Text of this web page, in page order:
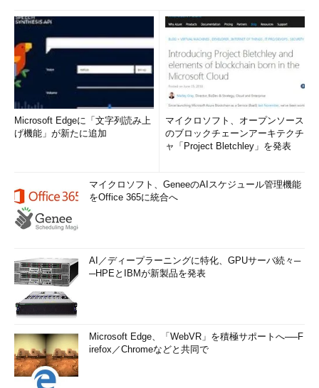
Microsoft Edgeに「文字列読み上
げ機能」が新たに追加
マイクロソフト、オープンソース
のブロックチェーンアーキテクチ
ャ「Project Bletchley」を発表
マイクロソフト、GeneeのAIスケジュール管理機能
をOffice 365に統合へ
AI／ディープラーニングに特化、GPUサーバ続々─
─HPEとIBMが新製品を発表
Microsoft Edge、「WebVR」を積極サポートへ──F
irefox／Chromeなどと共同で